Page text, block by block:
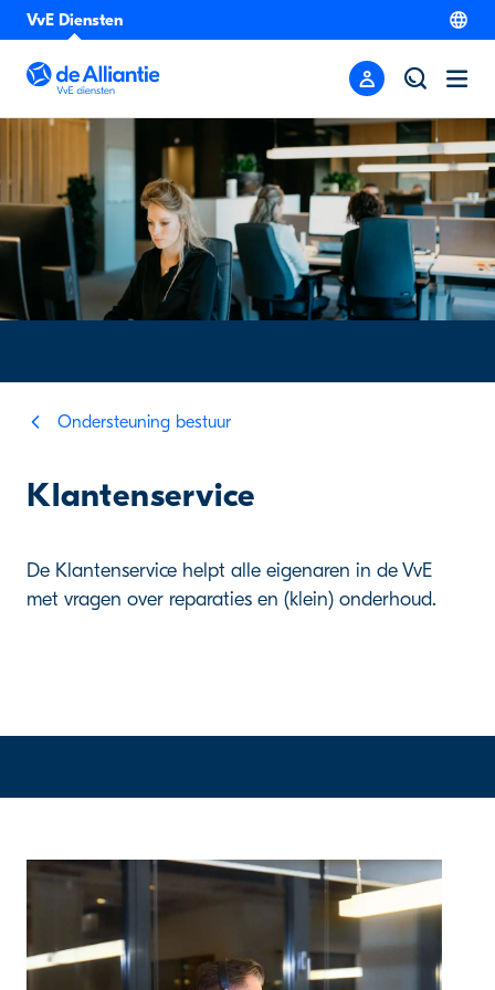
VvE Diensten
Ondersteuning bestuur
Klantenservice
De Klantenservice helpt alle eigenaren in de VvE
met vragen over reparaties en (klein) onderhoud.